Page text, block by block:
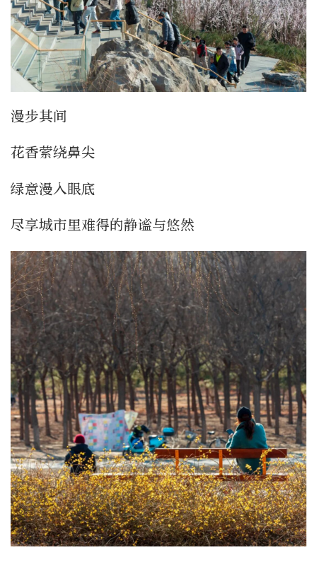
漫步其间
花香萦绕鼻尖
绿意漫入眼底
尽享城市里难得的静谧与悠然